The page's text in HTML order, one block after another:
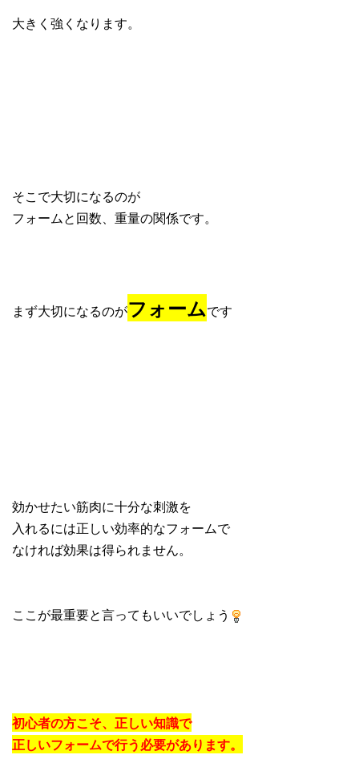
大きく強くなります。
そこで大切になるのが
フォームと回数、重量の関係です。
まず大切になるのがフォームです
効かせたい筋肉に十分な刺激を
入れるには正しい効率的なフォームで
なければ効果は得られません。
ここが最重要と言ってもいいでしょう
初心者の方こそ、正しい知識で
正しいフォームで行う必要があります。